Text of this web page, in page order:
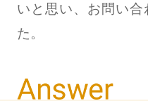
いと思い、お問い
た。